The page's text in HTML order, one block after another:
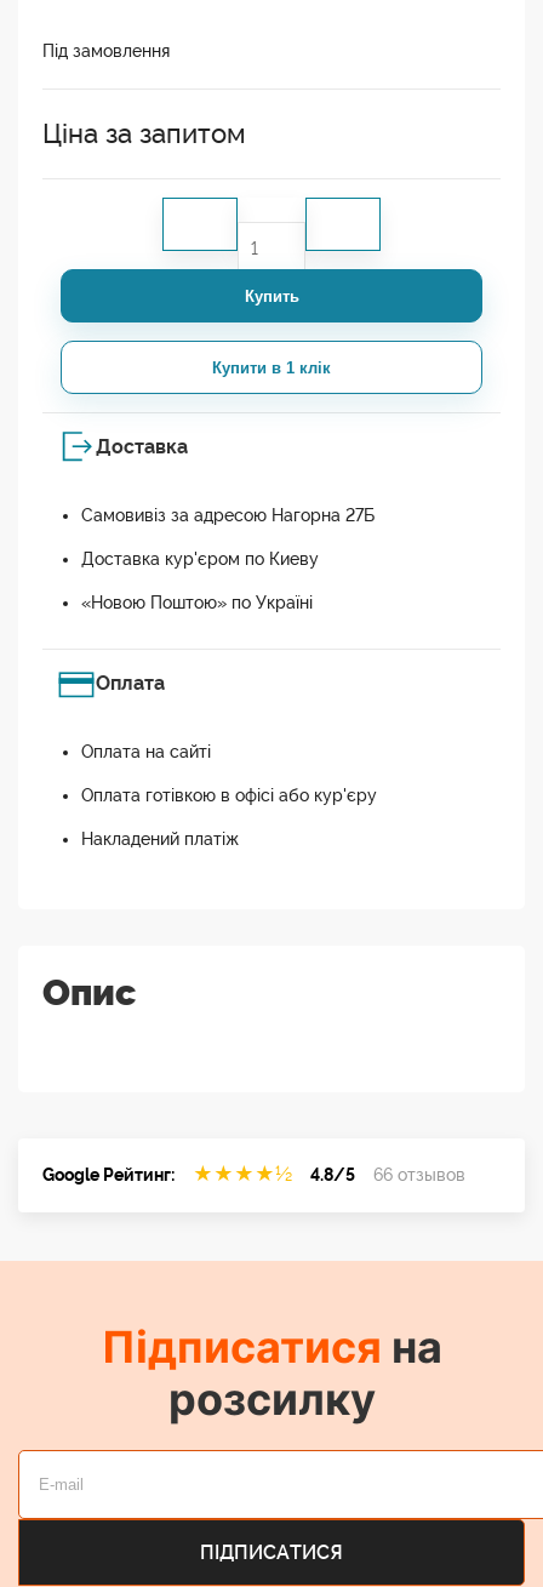
Під замовлення
Ціна за запитом
Купить
Купити в 1 клік
Доставка
Самовивіз за адресою Нагорна 27Б
Доставка кур'єром по Киеву
«Новою Поштою» по Україні
Оплата
Оплата на сайті
Оплата готівкою в офісі або кур'єру
Накладений платіж
Опис
Google Рейтинг: ★ ★ ★ ★½ 4.8/5 66 отзывов
Підписатися на
розсилку